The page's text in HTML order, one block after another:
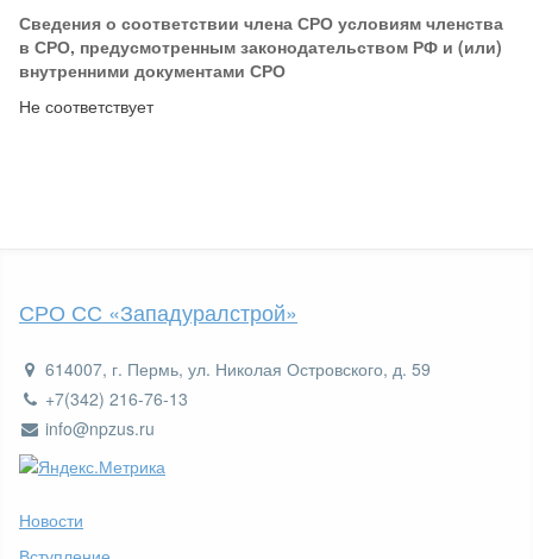
Сведения о соответствии члена СРО условиям членства
в СРО, предусмотренным законодательством РФ и (или)
внутренними документами СРО
Не соответствует
СРО СС «Западуралстрой»
614007, г. Пермь, ул. Николая Островского, д. 59
+7(342) 216-76-13
info@npzus.ru
Новости